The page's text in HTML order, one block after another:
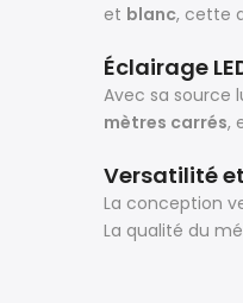
et blanc, cette
Éclairage
Avec sa source
mètres carrés,
Versatilité
La conception
La qualité du